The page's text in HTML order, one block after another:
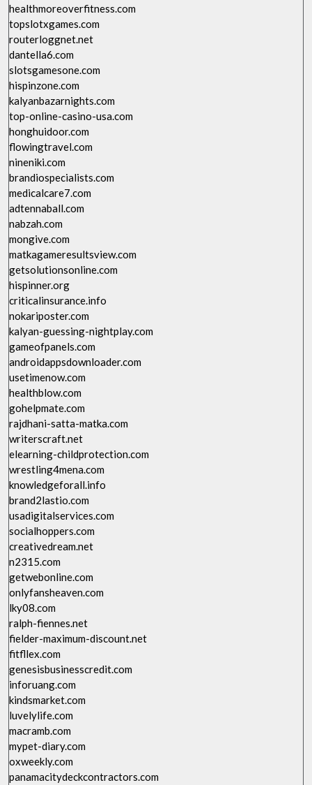
healthmoreoverfitness.com
topslotxgames.com
routerloggnet.net
dantella6.com
slotsgamesone.com
hispinzone.com
kalyanbazarnights.com
top-online-casino-usa.com
honghuidoor.com
flowingtravel.com
nineniki.com
brandiospecialists.com
medicalcare7.com
adtennaball.com
nabzah.com
mongive.com
matkagameresultsview.com
getsolutionsonline.com
hispinner.org
criticalinsurance.info
nokariposter.com
kalyan-guessing-nightplay.com
gameofpanels.com
androidappsdownloader.com
usetimenow.com
healthblow.com
gohelpmate.com
rajdhani-satta-matka.com
writerscraft.net
elearning-childprotection.com
wrestling4mena.com
knowledgeforall.info
brand2lastio.com
usadigitalservices.com
socialhoppers.com
creativedream.net
n2315.com
getwebonline.com
onlyfansheaven.com
lky08.com
ralph-fiennes.net
fielder-maximum-discount.net
fitfllex.com
genesisbusinesscredit.com
inforuang.com
kindsmarket.com
luvelylife.com
macramb.com
mypet-diary.com
oxweekly.com
panamacitydeckcontractors.com